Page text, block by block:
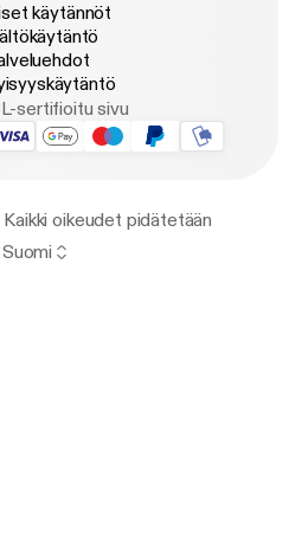
käytännöt
sertifioitu sivu
oikeudet pidätetään
Suomi